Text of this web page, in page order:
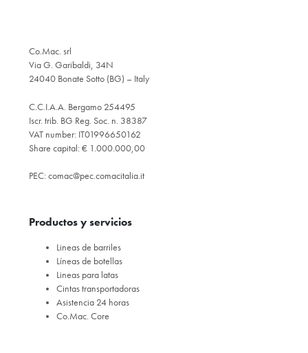
Co.Mac. srl
Via G. Garibaldi, 34N
24040 Bonate Sotto (BG) – Italy
C.C.I.A.A. Bergamo 254495
Iscr. trib. BG Reg. Soc. n. 38387
VAT number: IT01996650162
Share capital: € 1.000.000,00
PEC: comac@pec.comacitalia.it
Productos y servicios
Lineas de barriles
Líneas de botellas
Lineas para latas
Cintas transportadoras
Asistencia 24 horas
Co.Mac. Core